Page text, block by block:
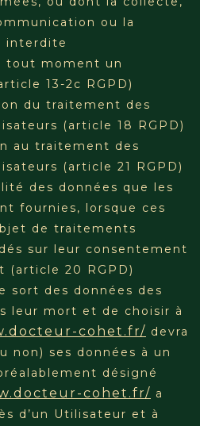
ou la
interdite
tout moment un
13-2c RGPD)
du traitement des
(article 18 RGPD)
au traitement des
(article 21 RGPD)
des données que les
fournies, lorsque ces
de traitements
sur leur consentement
(article 20 RGPD)
sort des données des
leur mort et de choisir à
cohet.fr/ devra
non) ses données à un
désigné
cohet.fr/ a
d’un Utilisateur et à